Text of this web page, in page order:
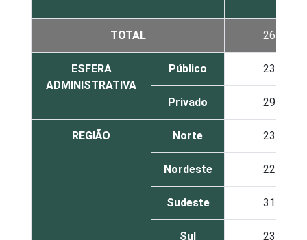
TOTAL 26
ESFERA
ADMINISTRATIVA
Público 23
Privado 29
REGIÃO Norte 23
Nordeste 22
Sudeste 31
Sul 23